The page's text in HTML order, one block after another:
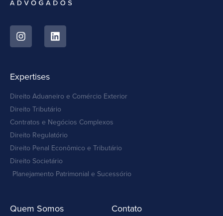
Expertises
Direito Aduaneiro e Comércio Exterior
Direito Tributário
Contratos e Negócios Complexos
Direito Regulatório
Direito Penal Econômico e Tributário
Direito Societário
Planejamento Patrimonial e Sucessório
Quem Somos Contato